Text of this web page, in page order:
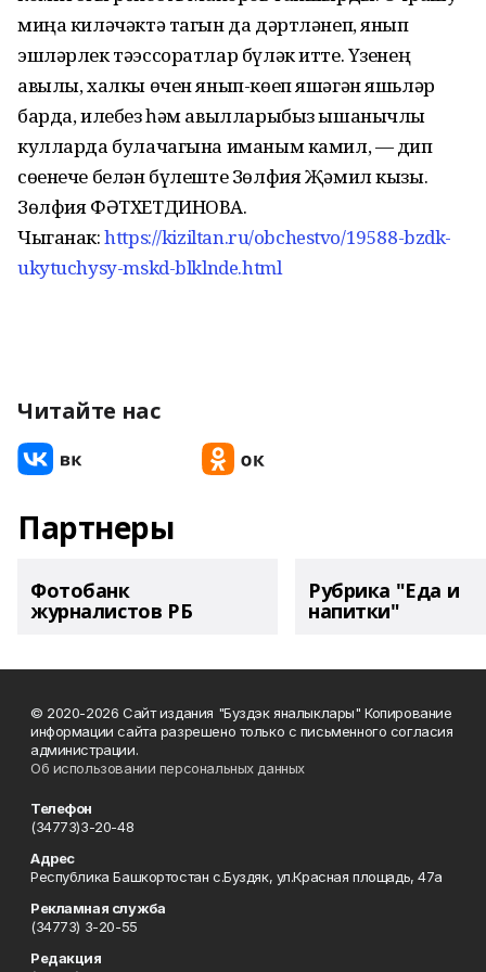
миңа киләчәктә тагын да дәртләнеп, янып
эшләрлек тәэссоратлар бүләк итте. Үзенең
авылы, халкы өчен янып-көеп яшәгән яшьләр
барда, илебез һәм авылларыбыз ышанычлы
кулларда булачагына иманым камил, — дип
сөенече белән бүлеште Зөлфия Җәмил кызы.
Зөлфия ФӘТХЕТДИНОВА.
Чыганак:https://kiziltan.ru/obchestvo/19588-bzdk-
ukytuchysy-mskd-blklnde.html
Читайте нас
Партнеры
Фотобанк
журналистов РБ
Рубрика "Еда и
напитки"
© 2020-2026 Сайт издания "Буздэк яналыклары" Копирование
информации сайта разрешено только с письменного согласия
администрации.
Об использовании персональных данных
Телефон
(34773)3-20-48
Адрес
Республика Башкортостан с.Буздяк, ул.Красная площадь, 47а
Рекламная служба
(34773) 3-20-55
Редакция